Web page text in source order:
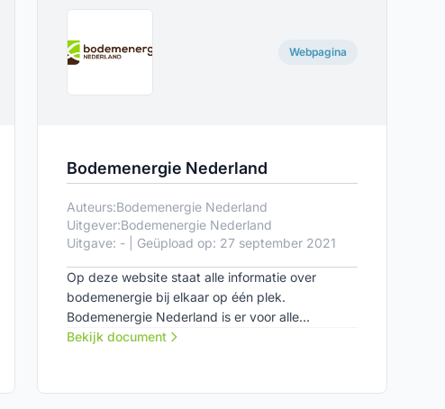
Webpagina
Bodemenergie Nederland
Auteurs:Bodemenergie Nederland
Uitgever:Bodemenergie Nederland
Uitgave: - | Geüpload op: 27 september 2021
Op deze website staat alle informatie over
bodemenergie bij elkaar op één plek.
Bodemenergie Nederland is er voor alle
professionals in de bodemenergiebranche maar
energiesystemen.
Bekijk document